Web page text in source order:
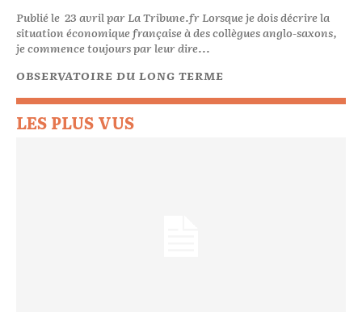
Publié le 23 avril par La Tribune.fr Lorsque je dois décrire la
situation économique française à des collègues anglo-saxons,
je commence toujours par leur dire...
OBSERVATOIRE DU LONG TERME
LES PLUS VUS